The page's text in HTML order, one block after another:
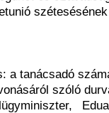
a tanácsadó
szóló